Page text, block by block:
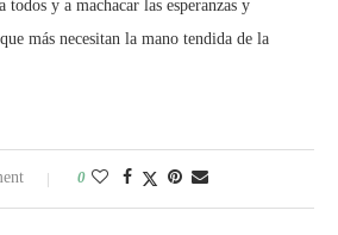
todos y a machacar las esperanzas y
más necesitan la mano tendida de la
0